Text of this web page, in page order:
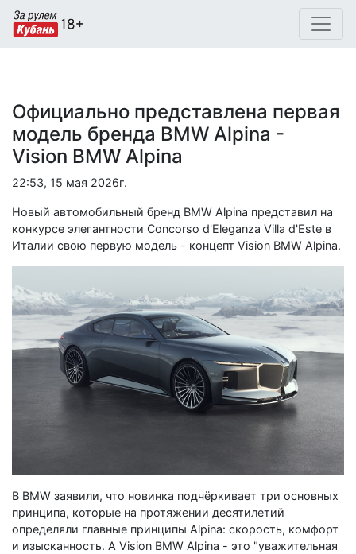
Официально представлена первая
модель бренда BMW Alpina -
Vision BMW Alpina
22:53, 15 мая 2026г.
Новый автомобильный бренд BMW Alpina представил на
конкурсе элегантности Concorso d'Eleganza Villa d'Este в
Италии свою первую модель - концепт Vision BMW Alpina.
В BMW заявили, что новинка подчёркивает три основных
принципа, которые на протяжении десятилетий
определяли главные принципы Alpina: скорость, комфорт
и изысканность. А Vision BMW Alpina - это "уважительная